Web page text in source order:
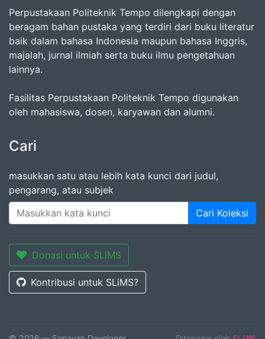
Perpustakaan Politeknik Tempo dilengkapi dengan
beragam bahan pustaka yang terdiri dari buku literatur
baik dalam bahasa Indonesia maupun bahasa Inggris,
majalah, jurnal ilmiah serta buku ilmu pengetahuan
lainnya.
Fasilitas Perpustakaan Politeknik Tempo digunakan
oleh mahasiswa, dosen, karyawan dan alumni.
Cari
masukkan satu atau lebih kata kunci dari judul,
pengarang, atau subjek
Cari Koleksi
Donasi untuk SLiMS
Kontribusi untuk SLiMS?